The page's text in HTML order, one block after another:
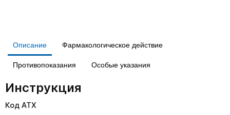
Описание Фармакологическое действие
Противопоказания Особые указания
Инструкция
Код АТХ